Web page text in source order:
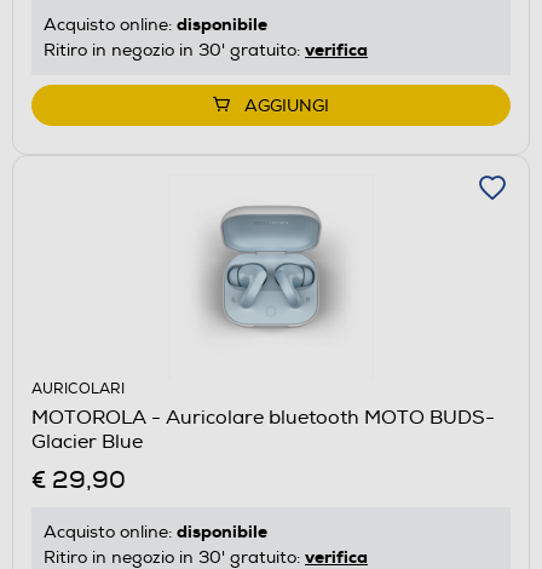
Acquisto online: disponibile
Ritiro in negozio in 30' gratuito: verifica
AGGIUNGI
AURICOLARI
MOTOROLA - Auricolare bluetooth MOTO BUDS-
Glacier Blue
€ 29,90
Acquisto online: disponibile
Ritiro in negozio in 30' gratuito: verifica